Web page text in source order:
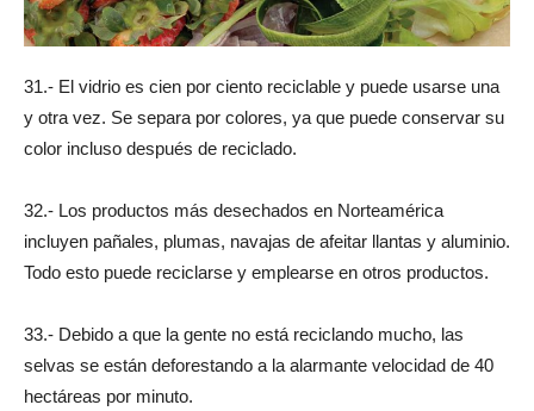
31.- El vidrio es cien por ciento reciclable y puede usarse una
y otra vez. Se separa por colores, ya que puede conservar su
color incluso después de reciclado.
32.- Los productos más desechados en Norteamérica
incluyen pañales, plumas, navajas de afeitar llantas y aluminio.
Todo esto puede reciclarse y emplearse en otros productos.
33.- Debido a que la gente no está reciclando mucho, las
selvas se están deforestando a la alarmante velocidad de 40
hectáreas por minuto.